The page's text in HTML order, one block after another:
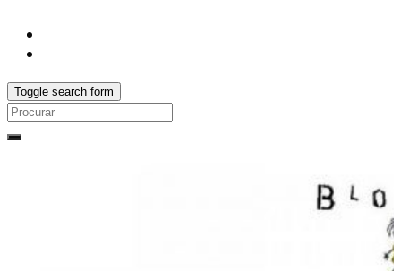
Toggle search form
Search